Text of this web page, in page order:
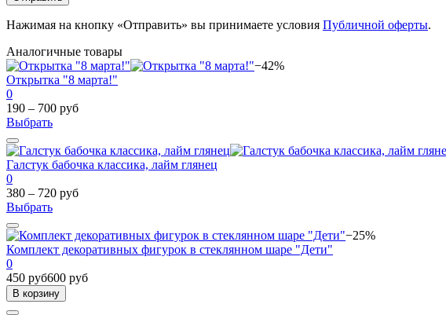
Нажимая на кнопку «Отправить» вы принимаете условия Публичной оферты.
Аналогичные товары
−42%
Открытка "8 марта!"
0
190 – 700 руб
Выбрать
Галстук бабочка классика, лайм глянец
0
380 – 720 руб
Выбрать
−25%
Комплект декоративных фигурок в стеклянном шаре "Дети"
0
450 руб600 руб
В корзину